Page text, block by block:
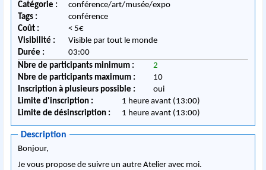
Catégorie :
conférence/art/musée/expo
Tags :
conférence
Coût :
< 5€
Visibilité :
Visible par tout le monde
Durée :
03:00
Nbre de participants minimum :
2
Nbre de participants maximum :
10
Inscription à plusieurs possible :
oui
Limite d'inscription :
1 heure avant (13:00)
Limite de désinscription :
1 heure avant (13:00)
Description
Bonjour,
Je vous propose de suivre un autre Atelier avec moi.